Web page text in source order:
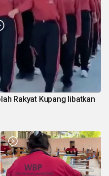
Rakyat Kupang libatkan